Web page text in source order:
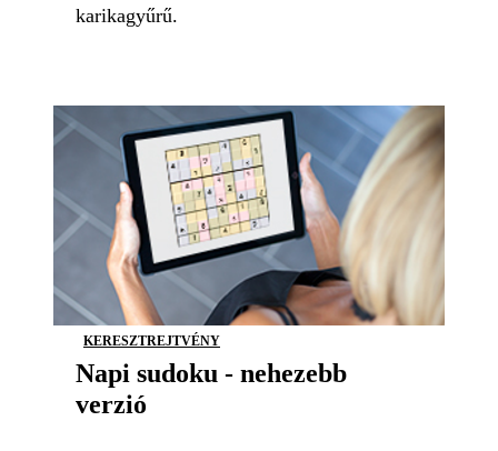
karikagyűrű.
KERESZTREJTVÉNY
Napi sudoku - nehezebb
verzió